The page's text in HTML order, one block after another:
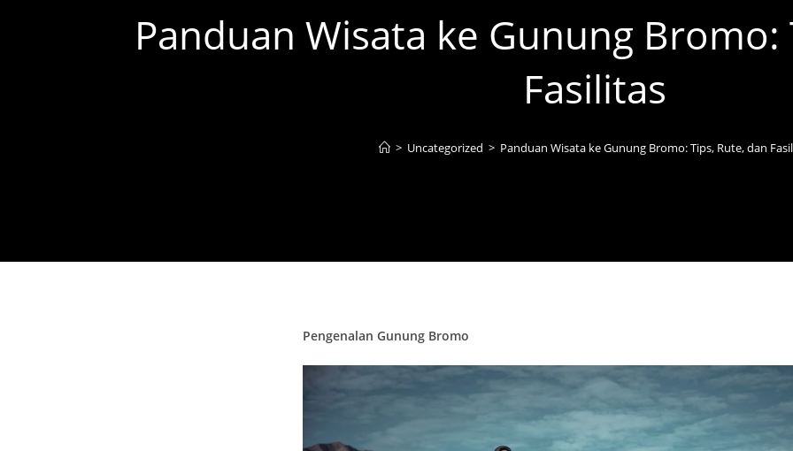
Panduan Wisata ke Gunung Bromo:
Fasilitas
> Uncategorized > Panduan Wisata ke Gunung Bromo: Tips, Rute, dan
Pengenalan Gunung Bromo